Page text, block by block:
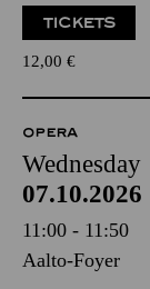
TICKETS
12,00 €
OPERA
Wednesday
07.10.2026
11:00 - 11:50
Aalto-Foyer